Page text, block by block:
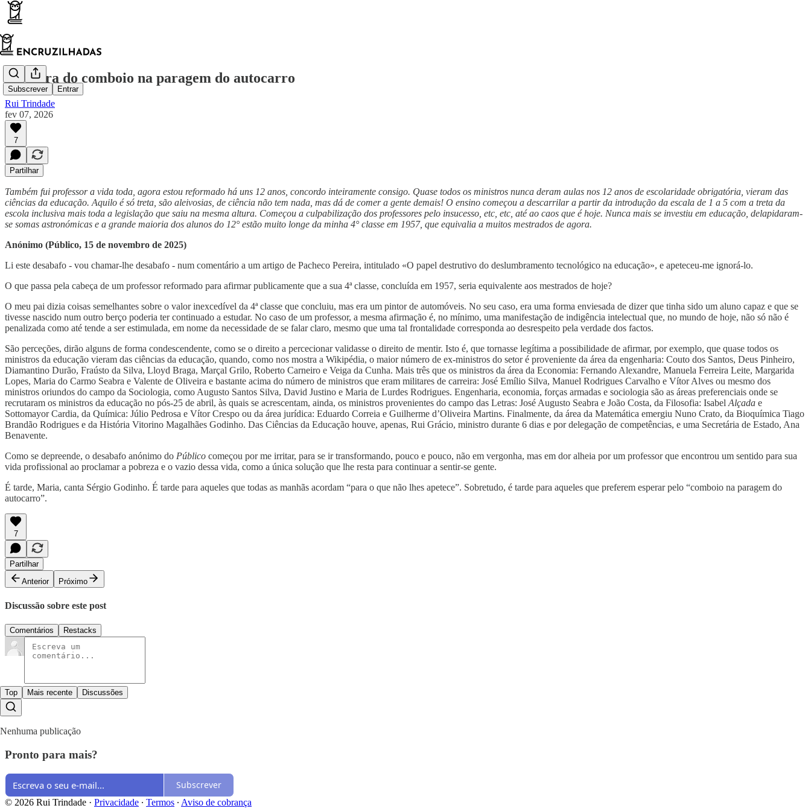
Subscrever Entrar
À espera do comboio na paragem do autocarro
Rui Trindade
fev 07, 2026
7
Partilhar
Também fui professor a vida toda, agora estou reformado há uns 12 anos, concordo inteiramente consigo. Quase todos os ministros nunca deram aulas nos 12 anos de escolaridade obrigatória, vieram das
ciências da educação. Aquilo é só treta, são aleivosias, de ciência não tem nada, mas dá de comer a gente demais! O ensino começou a descarrilar a partir da introdução da escala de 1 a 5 com a treta da
escola inclusiva mais toda a legislação que saiu na mesma altura. Começou a culpabilização dos professores pelo insucesso, etc, etc, até ao caos que é hoje. Nunca mais se investiu em educação, delapidaram-
se somas astronómicas e a grande maioria dos alunos do 12° estão muito longe da minha 4° classe em 1957, que equivalia a muitos mestrados de agora.
Anónimo (Público, 15 de novembro de 2025)
Li este desabafo - vou chamar-lhe desabafo - num comentário a um artigo de Pacheco Pereira, intitulado «O papel destrutivo do deslumbramento tecnológico na educação», e apeteceu-me ignorá-lo.
O que passa pela cabeça de um professor reformado para afirmar publicamente que a sua 4ª classe, concluída em 1957, seria equivalente aos mestrados de hoje?
O meu pai dizia coisas semelhantes sobre o valor inexcedível da 4ª classe que concluiu, mas era um pintor de automóveis. No seu caso, era uma forma enviesada de dizer que tinha sido um aluno capaz e que se
tivesse nascido num outro berço poderia ter continuado a estudar. No caso de um professor, a mesma afirmação é, no mínimo, uma manifestação de indigência intelectual que, no mundo de hoje, não só não é
penalizada como até tende a ser estimulada, em nome da necessidade de se falar claro, mesmo que uma tal frontalidade corresponda ao desrespeito pela verdade dos factos.
São perceções, dirão alguns de forma condescendente, como se o direito a percecionar validasse o direito de mentir. Isto é, que tornasse legítima a possibilidade de afirmar, por exemplo, que quase todos os
ministros da educação vieram das ciências da educação, quando, como nos mostra a Wikipédia, o maior número de ex-ministros do setor é proveniente da área da engenharia: Couto dos Santos, Deus Pinheiro,
Diamantino Durão, Fraústo da Silva, Lloyd Braga, Marçal Grilo, Roberto Carneiro e Veiga da Cunha. Mais três que os ministros da área da Economia: Fernando Alexandre, Manuela Ferreira Leite, Margarida
Lopes, Maria do Carmo Seabra e Valente de Oliveira e bastante acima do número de ministros que eram militares de carreira: José Emílio Silva, Manuel Rodrigues Carvalho e Vítor Alves ou mesmo dos
ministros oriundos do campo da Sociologia, como Augusto Santos Silva, David Justino e Maria de Lurdes Rodrigues. Engenharia, economia, forças armadas e sociologia são as áreas preferenciais onde se
recrutaram os ministros da educação no pós-25 de abril, às quais se acrescentam, ainda, os ministros provenientes do campo das Letras: José Augusto Seabra e João Costa, da Filosofia: Isabel Alçada e
Sottomayor Cardia, da Química: Júlio Pedrosa e Vítor Crespo ou da área jurídica: Eduardo Correia e Guilherme d’Oliveira Martins. Finalmente, da área da Matemática emergiu Nuno Crato, da Bioquímica Tiago
Brandão Rodrigues e da História Vitorino Magalhães Godinho. Das Ciências da Educação houve, apenas, Rui Grácio, ministro durante 6 dias e por delegação de competências, e uma Secretária de Estado, Ana
Benavente.
Como se depreende, o desabafo anónimo do Público começou por me irritar, para se ir transformando, pouco e pouco, não em vergonha, mas em dor alheia por um professor que encontrou um sentido para sua
vida profissional ao proclamar a pobreza e o vazio dessa vida, como a única solução que lhe resta para continuar a sentir-se gente.
É tarde, Maria, canta Sérgio Godinho. É tarde para aqueles que todas as manhãs acordam “para o que não lhes apetece”. Sobretudo, é tarde para aqueles que preferem esperar pelo “comboio na paragem do
autocarro”.
7
Partilhar
Anterior
Próximo
Discussão sobre este post
Comentários Restacks
Top Mais recente Discussões
Nenhuma publicação
Pronto para mais?
Subscrever
© 2026 Rui Trindade · Privacidade ∙ Termos ∙ Aviso de cobrança